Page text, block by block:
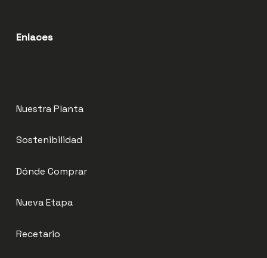
Enlaces
Nuestra Planta
Sostenibilidad
Dónde Comprar
Nueva Etapa
Recetario